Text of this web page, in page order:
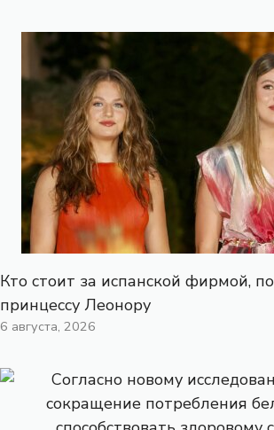
Кто стоит за испанской фирмой,
принцессу Леонору
6 августа, 2026